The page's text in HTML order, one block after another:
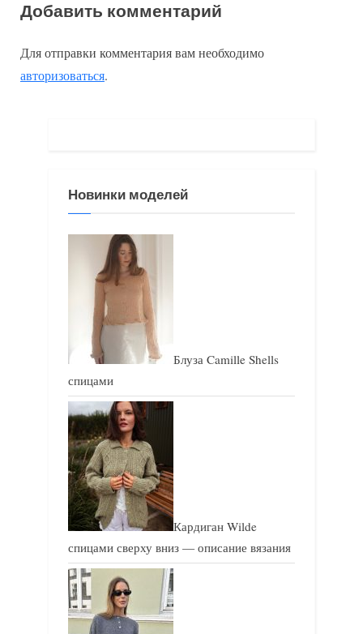
записям
д
д
у
е
у
а
с
ь
:
Добавить комментарий
Для отправки комментария вам необходимо
авторизоваться.
Новинки моделей
Блуза Camille Shells
спицами
Кардиган Wilde
спицами сверху вниз — описание вязания